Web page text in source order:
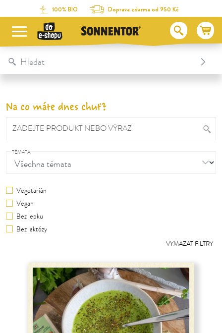
Na obsah stránky
Na seznam obsahu
100% BIO Doprava zdarma od 950 Kč
Table Of Content
Na co máte dnes chuť?
ZADEJTE PRODUKT NEBO VÝRAZ
TÉMATA
Vegetarián
Vegan
Bez lepku
Bez laktózy
VYMAZAT FILTRY